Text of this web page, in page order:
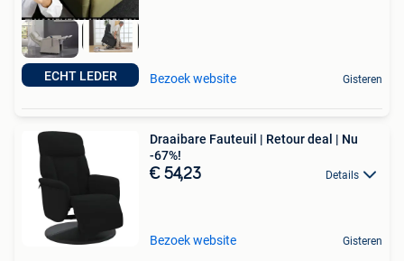
ECHT LEDER Bezoek website Gisteren
Draaibare Fauteuil | Retour deal | Nu
-67%!
€ 54,23 Details
Bezoek website Gisteren